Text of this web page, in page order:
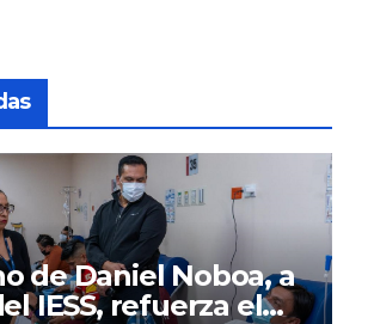
de Daniel Noboa, a
IESS, refuerza el